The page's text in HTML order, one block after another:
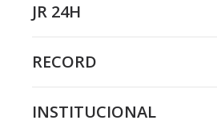
JR 24H
RECORD
INSTITUCIONAL